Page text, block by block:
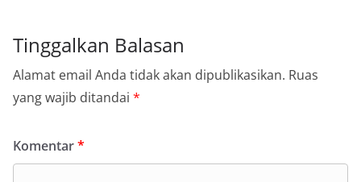
Tinggalkan Balasan
Alamat email Anda tidak akan dipublikasikan. Ruas
yang wajib ditandai *
Komentar*